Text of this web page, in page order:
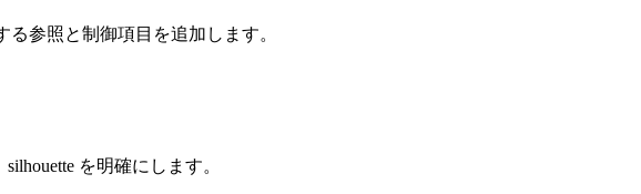
参照と制御項目を追加します。
を明確にします。